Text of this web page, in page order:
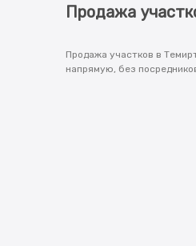
Продажа
Продажа участков в
напрямую, без